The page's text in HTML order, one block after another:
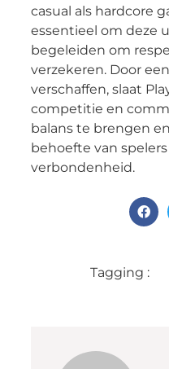
casual als hardcore
essentieel om deze
begeleiden om
verzekeren. Door
verschaffen, slaat
competitie en
balans te brengen
behoefte van spelers
verbondenheid.
Tagging :